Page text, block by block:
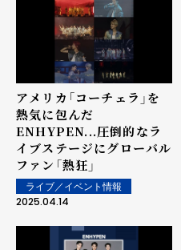
アメリカ「コーチェラ」を
熱気に包んだ
ENHYPEN...圧倒的なラ
イブステージにグローバル
ファン「熱狂」
ライブ／イベント情報
2025.04.14